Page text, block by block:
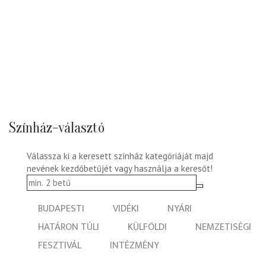
Színház-választó
Válassza ki a keresett színház kategóriáját majd
nevének kezdőbetűjét vagy használja a keresőt!
BUDAPESTI VIDÉKI
NYÁRI
HATÁRON TÚLI
KÜLFÖLDI
NEMZETISÉGI
FESZTIVÁL
INTÉZMÉNY